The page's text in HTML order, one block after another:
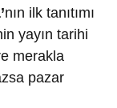
nın ilk tanıtımı
yayın tarihi
merakla
pazar